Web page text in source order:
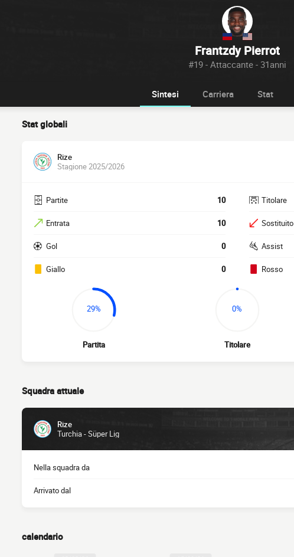
Frantzdy Pierrot
#19 - Attaccante - 31anni
Sintesi Carriera Stat
Stat globali
Rize
Stagione 2025/2026
Partite 10
Entrata 10
Gol 0
Giallo 0
Titolare
Sostituito
Assist
Rosso
29%
Partita
0%
Titolare
Squadra attuale
Rize
Turchia - Süper Lig
Nella squadra da
Arrivato dal
calendario